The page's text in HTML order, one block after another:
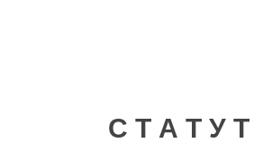
С Т А Т У Т